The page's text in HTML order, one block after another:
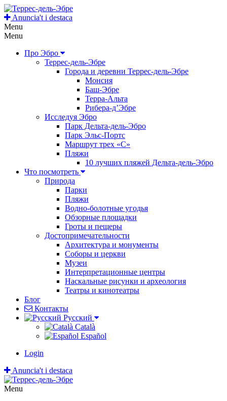
Anuncia't i destaca
Menu
Menu
Про Эбро
Террес-дель-Эбре
Города и деревни Террес-дель-Эбре
Монсия
Баш-Эбре
Терра-Альта
Рибера-д’Эбре
Исследуя Эбро
Парк Дельта-дель-Эбро
Парк Эльс-Портс
Маршрут трех «С»
Пляжи
10 лучших пляжей Дельта-дель-Эбро
Что посмотреть
Природа
Парки
Пляжи
Водно-болотные угодья
Обзорные площадки
Гроты и пещеры
Достопримечательности
Архитектура и монументы
Соборы и церкви
Музеи
Интерпретационные центры
Наскальные рисунки и археология
Театры и кинотеатры
Блог
Контакты
Pусский
Català
Español
Login
Anuncia't i destaca
Menu